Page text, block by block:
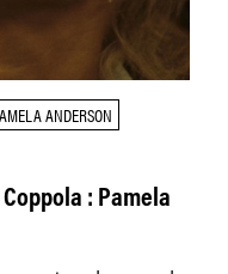
ANDERSON
: Pamela